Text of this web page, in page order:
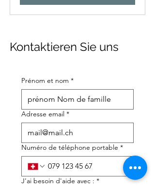
Kontaktieren Sie uns
Prénom et nom *
Adresse email *
Numéro de téléphone portable *
J'ai besoin d'aide avec : *